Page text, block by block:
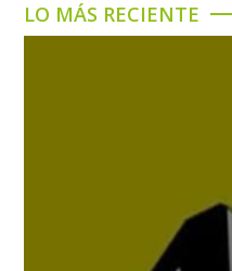
LO MÁS RECIENTE